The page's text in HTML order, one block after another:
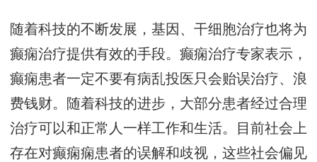
随着科技的不断发展，基因、干细胞治疗也将为
癫痫治疗提供有效的手段。癫痫治疗专家表示，
癫痫患者一定不要有病乱投医只会贻误治疗、浪
费钱财。随着科技的进步，大部分患者经过合理
治疗可以和正常人一样工作和生活。目前社会上
存在对癫痫痫患者的误解和歧视，这些社会偏见